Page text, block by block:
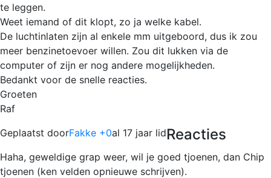
te leggen.
Weet iemand of dit klopt, zo ja welke kabel.
De luchtinlaten zijn al enkele mm uitgeboord, dus ik zou
meer benzinetoevoer willen. Zou dit lukken via de
computer of zijn er nog andere mogelijkheden.
Bedankt voor de snelle reacties.
Groeten
Raf
Geplaatst doorFakke +0al 17 jaar lidReacties
Haha, geweldige grap weer, wil je goed tjoenen, dan Chip
tjoenen (ken velden opnieuwe schrijven).